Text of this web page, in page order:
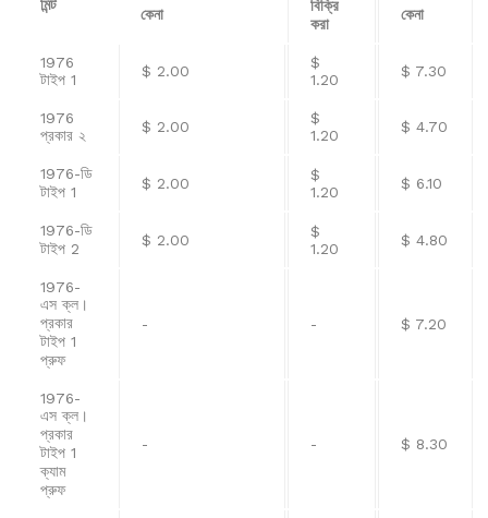
মিন্ট
কেনা
বিক্রি
করা
কেনা
1976
টাইপ 1
$ 2.00
$
1.20
$ 7.30
1976
প্রকার ২
$ 2.00
$
1.20
$ 4.70
1976-ডি
টাইপ 1
$ 2.00
$
1.20
$ 6.10
1976-ডি
টাইপ 2
$ 2.00
$
1.20
$ 4.80
1976-
এস ক্ল।
প্রকার
টাইপ 1
প্রুফ
- - $ 7.20
1976-
এস ক্ল।
প্রকার
টাইপ 1
ক্যাম
প্রুফ
- - $ 8.30